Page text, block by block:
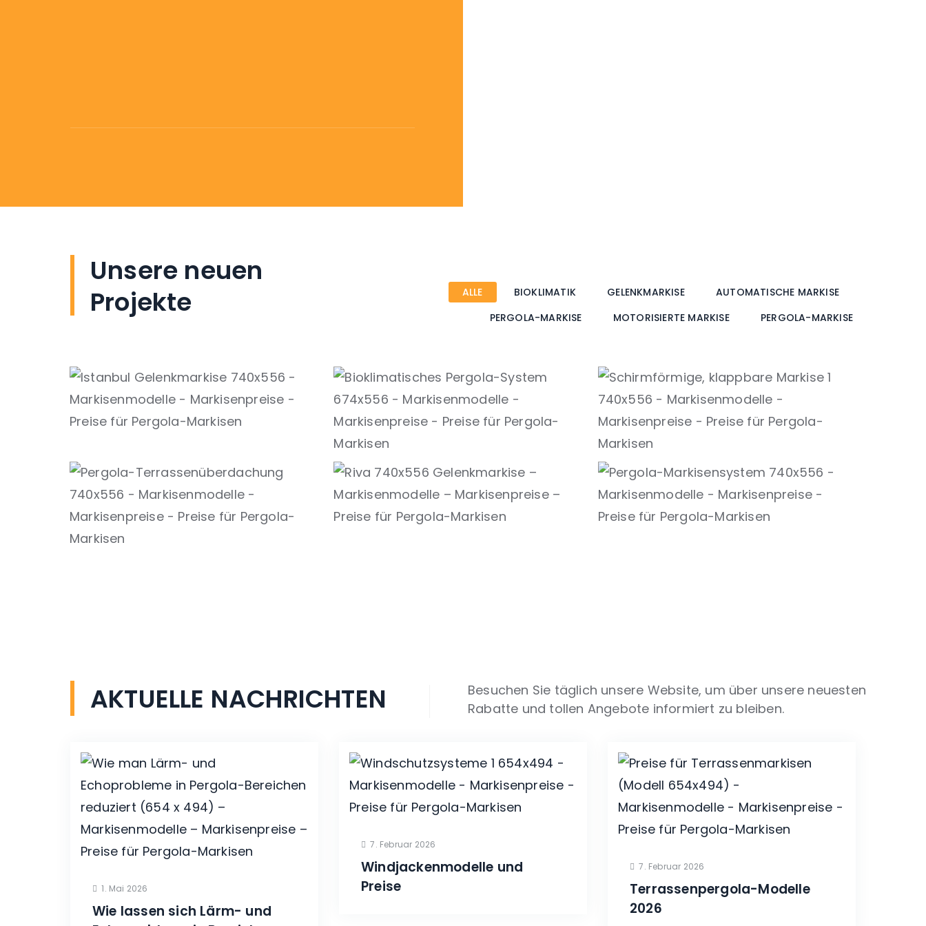
Unsere neuen
Projekte
ALLE BIOKLIMATIK GELENKMARKISE
AUTOMATISCHE MARKISE
PERGOLA-MARKISE
MOTORISIERTE MARKISE PERGOLA-MARKISE
Gelenkmarkise Bungalow Tiny House Bioklimatik
Bioklimatisches Pergola-System
Gelenkmarkise
Sonnensegel mit Gelenkrahmen
Automatische Markise,Pergola-
Markise
Moderne Pergola in Deutschland
Gelenkmarkise
Riva Gelenkmarkise
Motorisierte Markise,automatische
Markise,Pergola-Markise,Pergola-
Überdachung
AKTUELLE NACHRICHTEN
Besuchen Sie täglich unsere Website, um über unsere neuesten
Rabatte und tollen Angebote informiert zu bleiben.
1. Mai 2026
Wie lassen sich Lärm- und
7. Februar 2026
Windjackenmodelle und
Preise
7. Februar 2026
Terrassenpergola-Modelle
2026